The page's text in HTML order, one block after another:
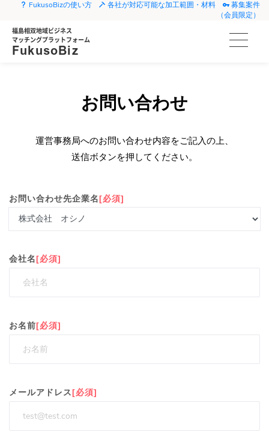
FukusoBizの使い方 各社が対応可能な加工範囲・材料
募集案件
（会員限定）
福島相双地域ビジネス
マッチングプラットフォーム
FukusoBiz
お問い合わせ
運営事務局へのお問い合わせ内容をご記入の上、
送信ボタンを押してください。
お問い合わせ先企業名[必須]
会社名[必須]
お名前[必須]
メールアドレス[必須]